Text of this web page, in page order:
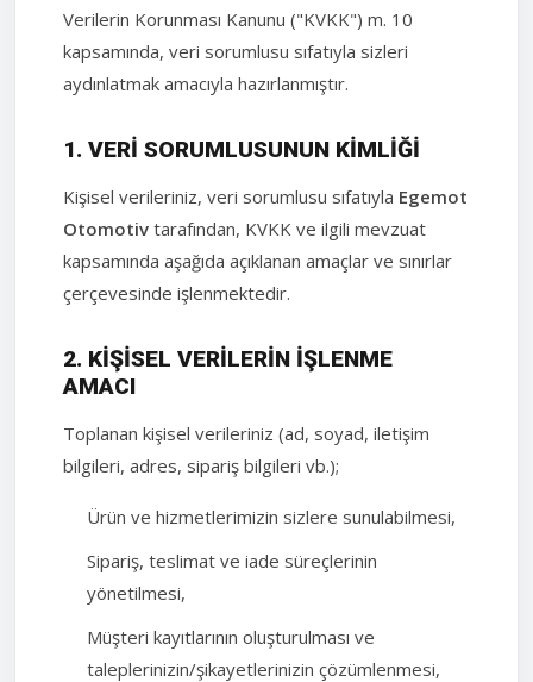
Verilerin Korunması Kanunu ("KVKK") m. 10
kapsamında, veri sorumlusu sıfatıyla sizleri
aydınlatmak amacıyla hazırlanmıştır.
1. VERI SORUMLUSUNUN KIMLIĞI
Kişisel verileriniz, veri sorumlusu sıfatıyla Egemot
Otomotiv tarafından, KVKK ve ilgili mevzuat
kapsamında aşağıda açıklanan amaçlar ve sınırlar
çerçevesinde işlenmektedir.
2. KIŞISEL VERILERIN İŞLENME
AMACI
Toplanan kişisel verileriniz (ad, soyad, iletişim
bilgileri, adres, sipariş bilgileri vb.);
Ürün ve hizmetlerimizin sizlere sunulabilmesi,
Sipariş, teslimat ve iade süreçlerinin
yönetilmesi,
Müşteri kayıtlarının oluşturulması ve
taleplerinizin/şikayetlerinizin çözümlenmesi,